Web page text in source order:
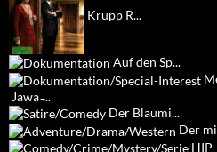
Krupp R...
Auf den Sp...
Jawa ̵...
Der Blaumi...
Der
HIP